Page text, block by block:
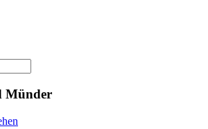
Münder